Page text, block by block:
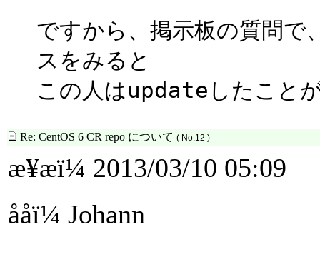
ですから、掲示板の質問で
スをみると
この人はupdateしたこと
Re: CentOS 6 CR repo について ( No.12 )
æ¥æï¼ 2013/03/10 05:09
ååï¼ Johann